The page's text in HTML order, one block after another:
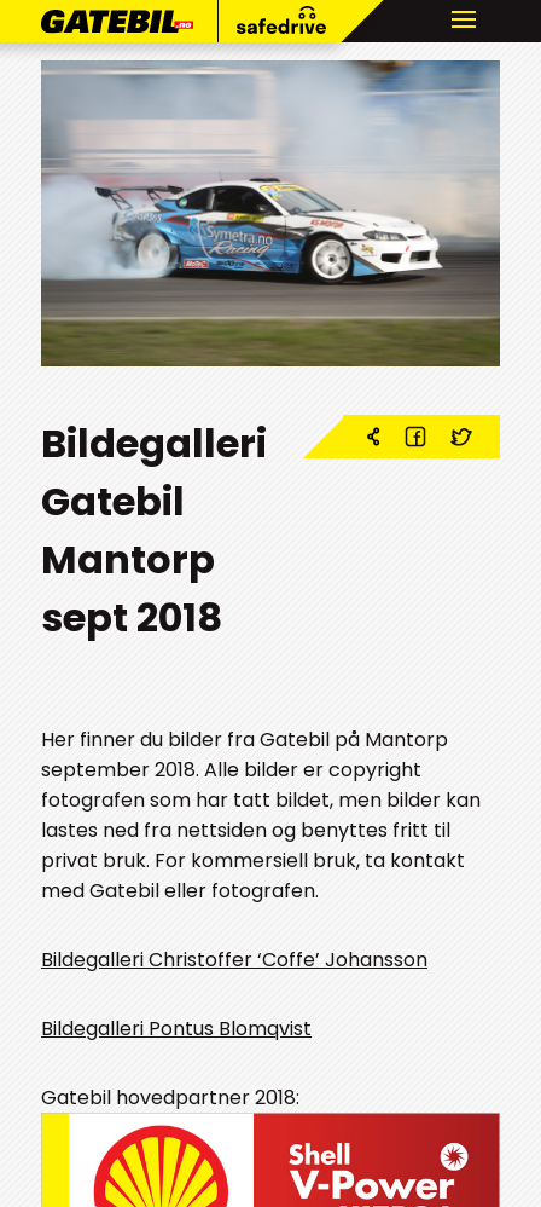
Bildegalleri
Gatebil
Mantorp
sept 2018
Her finner du bilder fra Gatebil på Mantorp
september 2018. Alle bilder er copyright
fotografen som har tatt bildet, men bilder kan
lastes ned fra nettsiden og benyttes fritt til
privat bruk. For kommersiell bruk, ta kontakt
med Gatebil eller fotografen.
Bildegalleri Christoffer ‘Coffe’ Johansson
Bildegalleri Pontus Blomqvist
Gatebil hovedpartner 2018: